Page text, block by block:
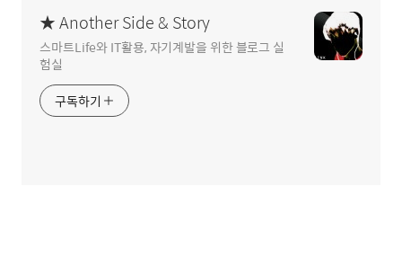
★ Another Side & Story
스마트Life와 IT활용, 자기계발을 위한 블로그 실
험실
구독하기